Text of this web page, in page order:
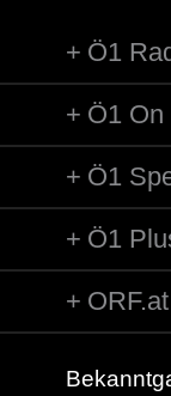
Ö1
Ö1 On
Ö1
Ö1